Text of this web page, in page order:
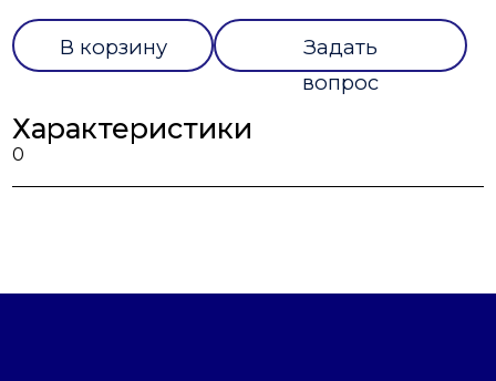
В корзину
Задать
вопрос
Характеристики
0